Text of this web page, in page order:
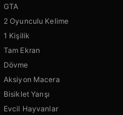
GTA
2 Oyunculu Kelime
1 Kişilik
Tam Ekran
Dövme
Aksiyon Macera
Bisiklet Yarışı
Evcil Hayvanlar